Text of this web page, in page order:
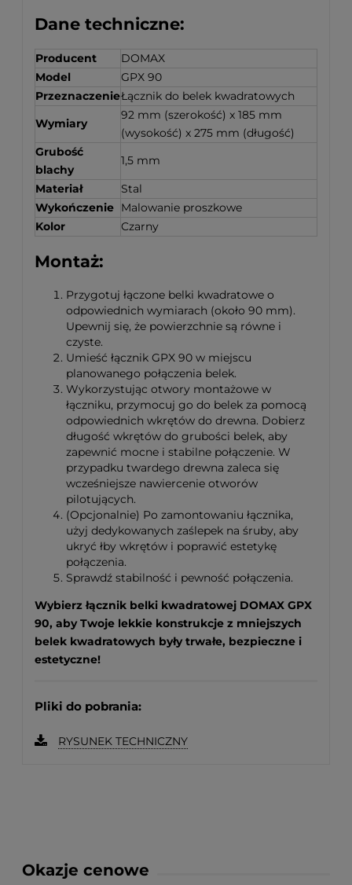
Dane techniczne:
Producent
DOMAX
Model
GPX 90
PrzeznaczenieŁącznik do belek kwadratowych
Wymiary
92 mm (szerokość) x 185 mm
(wysokość) x 275 mm (długość)
Grubość
blachy
1,5 mm
Materiał
Stal
Wykończenie Malowanie proszkowe
Kolor
Czarny
Montaż:
Przygotuj łączone belki kwadratowe o
odpowiednich wymiarach (około 90 mm).
Upewnij się, że powierzchnie są równe i
czyste.
Umieść łącznik GPX 90 w miejscu
planowanego połączenia belek.
Wykorzystując otwory montażowe w
łączniku, przymocuj go do belek za pomocą
odpowiednich wkrętów do drewna. Dobierz
długość wkrętów do grubości belek, aby
zapewnić mocne i stabilne połączenie. W
przypadku twardego drewna zaleca się
wcześniejsze nawiercenie otworów
pilotujących.
(Opcjonalnie) Po zamontowaniu łącznika,
użyj dedykowanych zaślepek na śruby, aby
ukryć łby wkrętów i poprawić estetykę
połączenia.
Sprawdź stabilność i pewność połączenia.
Wybierz łącznik belki kwadratowej DOMAX GPX
90, aby Twoje lekkie konstrukcje z mniejszych
belek kwadratowych były trwałe, bezpieczne i
estetyczne!
Pliki do pobrania:
RYSUNEK TECHNICZNY
Okazje cenowe